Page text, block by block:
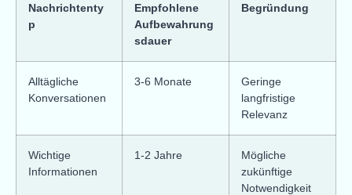
Nachrichtenty
p
Empfohlene
Aufbewahrung
sdauer
Begründung
Alltägliche
Konversationen
3-6 Monate
Geringe
langfristige
Relevanz
Wichtige
Informationen
1-2 Jahre
Mögliche
zukünftige
Notwendigkeit